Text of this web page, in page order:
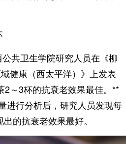
共卫生学院研究人员在《柳
健康（西太平洋）》上发表
2～3杯的抗衰老效果最佳。**
进行分析后，研究人员发现每
的抗衰老效果最好。